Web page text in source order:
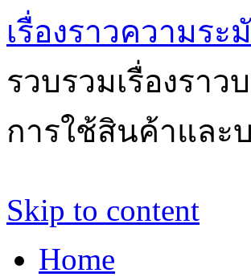
เรื่องราวความร
รวบรวมเรื่องรา
การใช้สินค้าและ
Skip to content
Home